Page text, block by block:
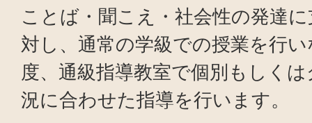
ことば・聞こえ・社会性の発達
対し、通常の学級での授業を行
度、通級指導教室で個別もしく
況に合わせた指導を行います。